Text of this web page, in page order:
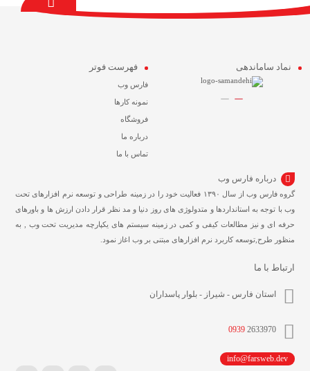
سبد
نماد ساماندهی فهرست فوتر
فارس وب
نمونه کارها
فروشگاه
درباره ما
تماس با ما
درباره فارس وب
گروه فارس وب از سال ۱۳۹۰ فعالیت خود را در زمینه طراحی و توسعه نرم افزارهای تحت
وب با توجه به استانداردها و متدولوژی های روز دنیا و مد نظر قرار دادن ارزش ها و باورهای
حرفه ای و نیز مطالعات کیفی و کمی در زمینه سیستم های یکپارچه مدیریت تحت وب , به
منظور طرح,توسعه کاربرد نرم افزارهای مبتنی بر وب اغاز نمود.
ارتباط با ما
استان فارس - شیراز - بلوار پاسداران
0939 2633970
info@farsweb.dev